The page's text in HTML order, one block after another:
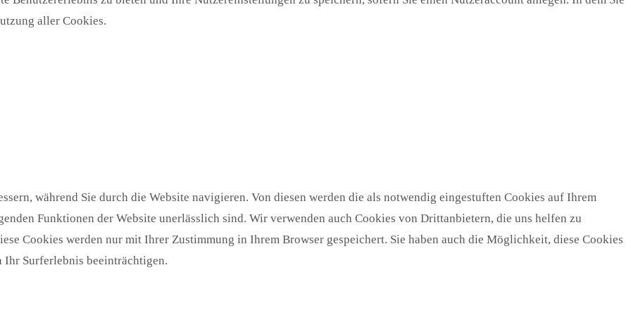
aller Cookies.
während Sie durch die Website navigieren. Von diesen werden die als notwendig eingestuften Cookies auf Ihrem
Funktionen der Website unerlässlich sind. Wir verwenden auch Cookies von Drittanbietern, die uns helfen zu
Cookies werden nur mit Ihrer Zustimmung in Ihrem Browser gespeichert. Sie haben auch die Möglichkeit, diese Cookies
Ihr Surferlebnis beeinträchtigen.